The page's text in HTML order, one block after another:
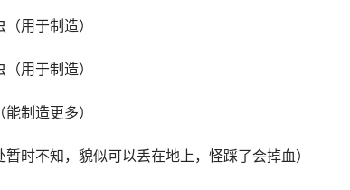
用于制造）
用于制造）
制造更多）
时不知，貌似可以丢在地上，怪踩了会掉血）